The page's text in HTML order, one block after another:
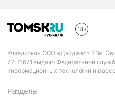
Учредитель ООО «Дайджест ТВ».
77-71671 выдано Федеральной
информационных технологий и
Разделы